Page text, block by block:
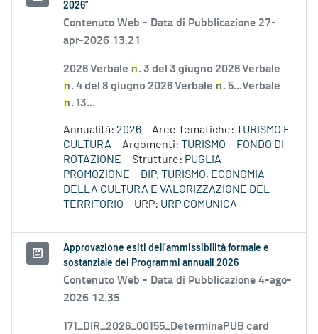
2026”
Contenuto Web - Data di Pubblicazione 27-
apr-2026 13.21
2026 Verbale n. 3 del 3 giugno 2026 Verbale
n. 4 del 8 giugno 2026 Verbale n. 5...Verbale
n. 13...
Annualità: 2026 Aree Tematiche: TURISMO E
CULTURA
Argomenti: TURISMO
FONDO DI
ROTAZIONE
Strutture: PUGLIA
PROMOZIONE
DIP. TURISMO, ECONOMIA
DELLA CULTURA E VALORIZZAZIONE DEL
TERRITORIO
URP: URP COMUNICA
Approvazione esiti dell’ammissibilità formale e
sostanziale dei Programmi annuali 2026
Contenuto Web - Data di Pubblicazione 4-ago-
2026 12.35
171_DIR_2026_00155_DeterminaPUB card